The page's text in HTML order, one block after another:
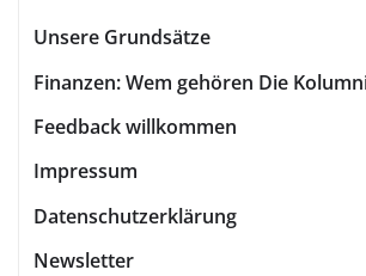
Unsere Grundsätze
Finanzen: Wem gehören Die
Feedback willkommen
Impressum
Datenschutzerklärung
Newsletter